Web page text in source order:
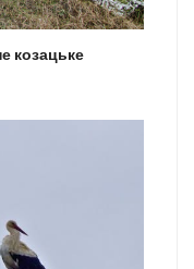
козацьке